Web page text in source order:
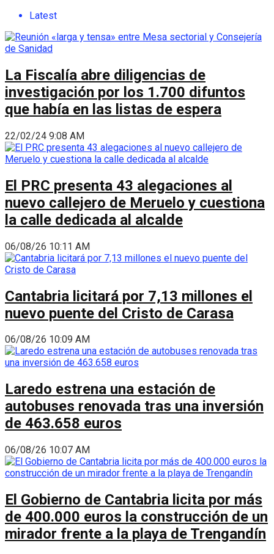
Latest
La Fiscalía abre diligencias de
investigación por los 1.700 difuntos
que había en las listas de espera
22/02/24 9:08 AM
El PRC presenta 43 alegaciones al
nuevo callejero de Meruelo y cuestiona
la calle dedicada al alcalde
06/08/26 10:11 AM
Cantabria licitará por 7,13 millones el
nuevo puente del Cristo de Carasa
06/08/26 10:09 AM
Laredo estrena una estación de
autobuses renovada tras una inversión
de 463.658 euros
06/08/26 10:07 AM
El Gobierno de Cantabria licita por más
de 400.000 euros la construcción de un
mirador frente a la playa de Trengandín